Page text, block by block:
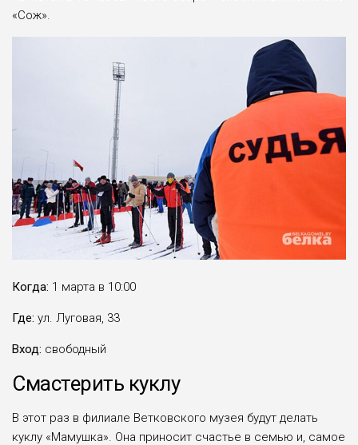
«Сож».
Когда: 1 марта в 10:00
Где: ул. Луговая, 33
Вход: свободный
Смастерить куклу
В этот раз в филиале Ветковского музея будут делать
куклу «Мамушка». Она приносит счастье в семью и, самое